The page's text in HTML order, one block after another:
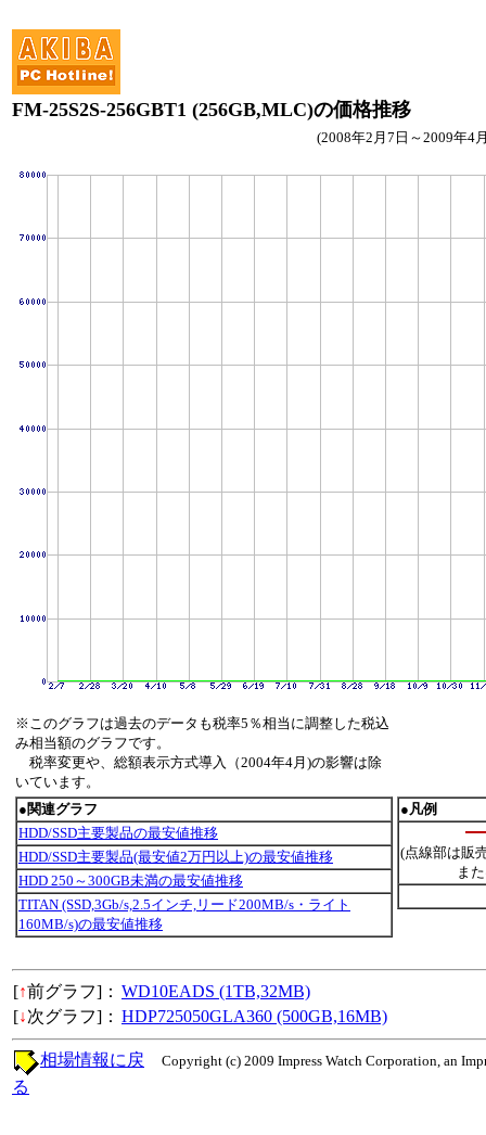
FM-25S2S-256GBT1 (256GB,MLC)の価格推移
(2008年2月7日～2009年4
※このグラフは過去のデータも税率5％相当に調整した税込
み相当額のグラフです。
税率変更や、総額表示方式導入（2004年4月)の影響は除
いています。
●関連グラフ
HDD/SSD主要製品の最安値推移
HDD/SSD主要製品(最安値2万円以上)の最安値推移
HDD 250～300GB未満の最安値推移
TITAN (SSD,3Gb/s,2.5インチ,リード200MB/s・ライト
160MB/s)の最安値推移
●凡例
(点線部は販
ま
[↑前グラフ]： WD10EADS (1TB,32MB)
[↓次グラフ]： HDP725050GLA360 (500GB,16MB)
Copyright (c) 2009 Impress Watch Corporation, an
相場情報に戻
る